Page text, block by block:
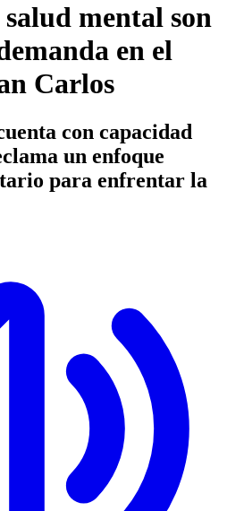
mental son
en el
Carlos
con capacidad
un enfoque
para enfrentar la